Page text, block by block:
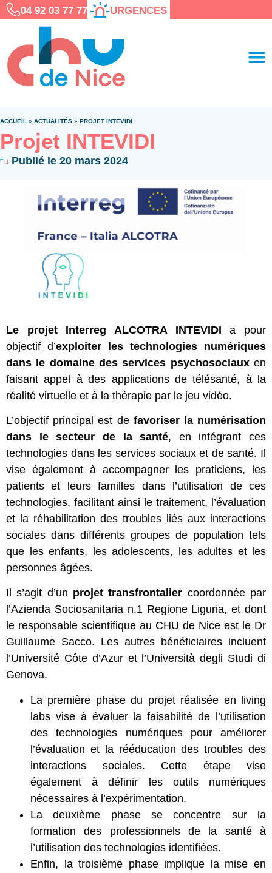
04 92 03 77 77 URGENCES
ACCUEIL » ACTUALITÉS » PROJET INTEVIDI
Projet INTEVIDI
Publié le 20 mars 2024
Le projet Interreg ALCOTRA INTEVIDI a pour
objectif d’exploiter les technologies numériques
dans le domaine des services psychosociauxen
faisant appel à des applications de télésanté, à la
réalité virtuelle et à la thérapie par le jeu vidéo.
L’objectif principal est de favoriser la numérisation
dans le secteur de la santé, en intégrant ces
technologies dans les services sociaux et de santé. Il
vise également à accompagner les praticiens, les
patients et leurs familles dans l’utilisation de ces
technologies, facilitant ainsi le traitement, l’évaluation
et la réhabilitation des troubles liés aux interactions
sociales dans différents groupes de population tels
que les enfants, les adolescents, les adultes et les
personnes âgées.
Il s’agit d’un projet transfrontalier coordonnée par
l’Azienda Sociosanitaria n.1 Regione Liguria, et dont
le responsable scientifique au CHU de Nice est le Dr
Guillaume Sacco. Les autres bénéficiaires incluent
l’Université Côte d’Azur et l’Università degli Studi di
Genova.
La première phase du projet réalisée en living
labs vise à évaluer la faisabilité de l’utilisation
des technologies numériques pour améliorer
l’évaluation et la rééducation des troubles des
interactions sociales. Cette étape vise
également à définir les outils numériques
nécessaires à l’expérimentation.
La deuxième phase se concentre sur la
formation des professionnels de la santé à
l’utilisation des technologies identifiées.
Enfin, la troisième phase implique la mise en